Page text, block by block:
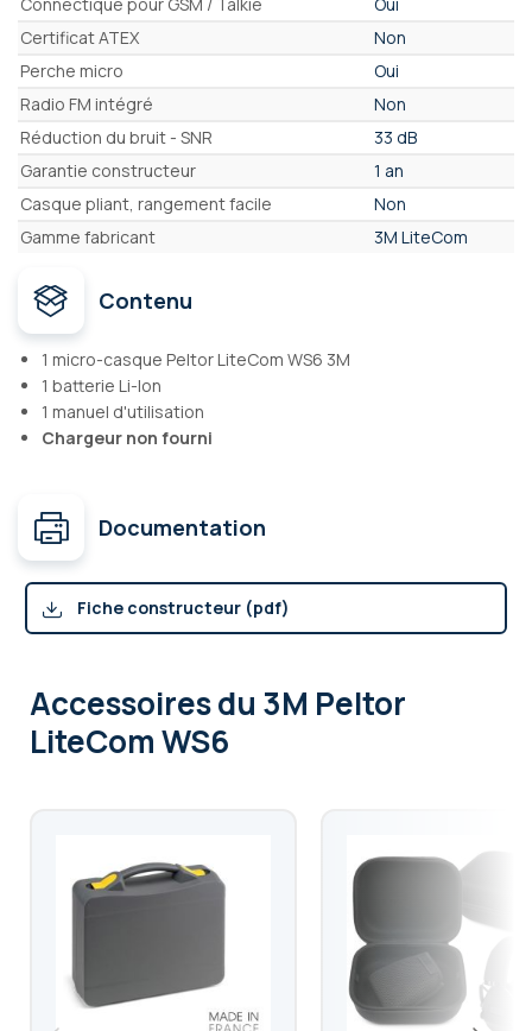
Certificat ATEX
Non
Perche micro
Oui
Radio FM intégré
Non
Réduction du bruit - SNR
33 dB
Garantie constructeur
1 an
Casque pliant, rangement facile
Non
Gamme fabricant
3M LiteCom
Contenu
1 micro-casque Peltor LiteCom WS6 3M
1 batterie Li-Ion
1 manuel d'utilisation
Chargeur non fourni
Documentation
Fiche constructeur (pdf)
Accessoiresdu 3M Peltor
LiteCom WS6